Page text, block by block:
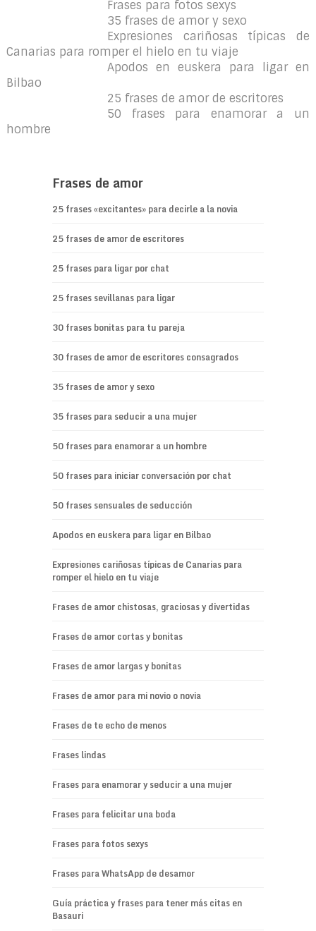
Frases para fotos sexys
35 frases de amor y sexo
Expresiones cariñosas típicas de
Canarias para romper el hielo en tu viaje
Apodos en euskera para ligar en
Bilbao
25 frases de amor de escritores
50 frases para enamorar a un
hombre
Frases de amor
25 frases «excitantes» para decirle a la novia
25 frases de amor de escritores
25 frases para ligar por chat
25 frases sevillanas para ligar
30 frases bonitas para tu pareja
30 frases de amor de escritores consagrados
35 frases de amor y sexo
35 frases para seducir a una mujer
50 frases para enamorar a un hombre
50 frases para iniciar conversación por chat
50 frases sensuales de seducción
Apodos en euskera para ligar en Bilbao
Expresiones cariñosas típicas de Canarias para
romper el hielo en tu viaje
Frases de amor chistosas, graciosas y divertidas
Frases de amor cortas y bonitas
Frases de amor largas y bonitas
Frases de amor para mi novio o novia
Frases de te echo de menos
Frases lindas
Frases para enamorar y seducir a una mujer
Frases para felicitar una boda
Frases para fotos sexys
Frases para WhatsApp de desamor
Guía práctica y frases para tener más citas en
Basauri